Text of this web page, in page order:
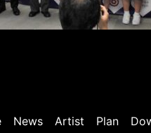
News Artist Plan